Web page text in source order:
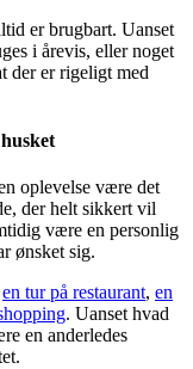
er brugbart. Uanset
i årevis, eller noget
der er rigeligt med
oplevelse være det
der helt sikkert vil
være en personlig
ønsket sig.
en tur på restaurant, en
. Uanset hvad
en anderledes